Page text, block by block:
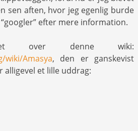
sen aften, hvor jeg egenlig burde
efter mere information.
over denne wiki:
wiki/Amasya, den er ganskevist
alligevel et lille uddrag: